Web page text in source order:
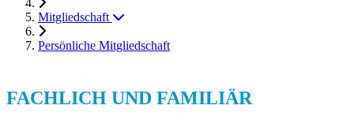
Mitgliedschaft
Persönliche Mitgliedschaft
FACHLICH UND FAMILIÄR